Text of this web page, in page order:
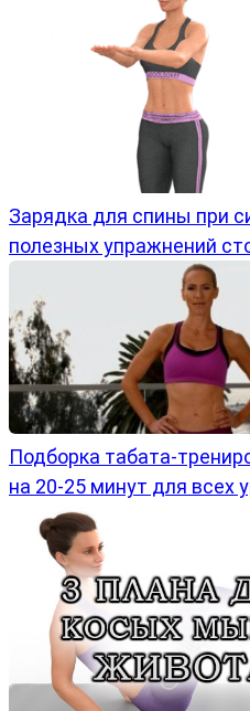
Зарядка для спины при
полезных упражнений
Подборка табата-
на 20-25 минут для всех